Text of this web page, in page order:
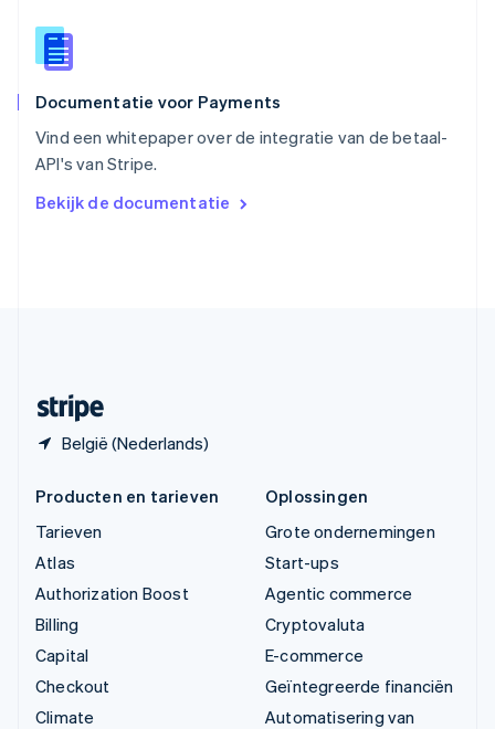
Documentatie voor Payments
Vind een whitepaper over de integratie van de betaal-
API's van Stripe.
Bekijk de documentatie
België (Nederlands)
Español
Thailand
Tsjechië
Vasteland van China
简体中文English
English
Producten en tarieven
Tarieven
Atlas
Authorization Boost
Billing
Capital
Checkout
Climate
Oplossingen
Grote ondernemingen
Start-ups
Agentic commerce
Cryptovaluta
E-commerce
Geïntegreerde financiën
Automatisering van